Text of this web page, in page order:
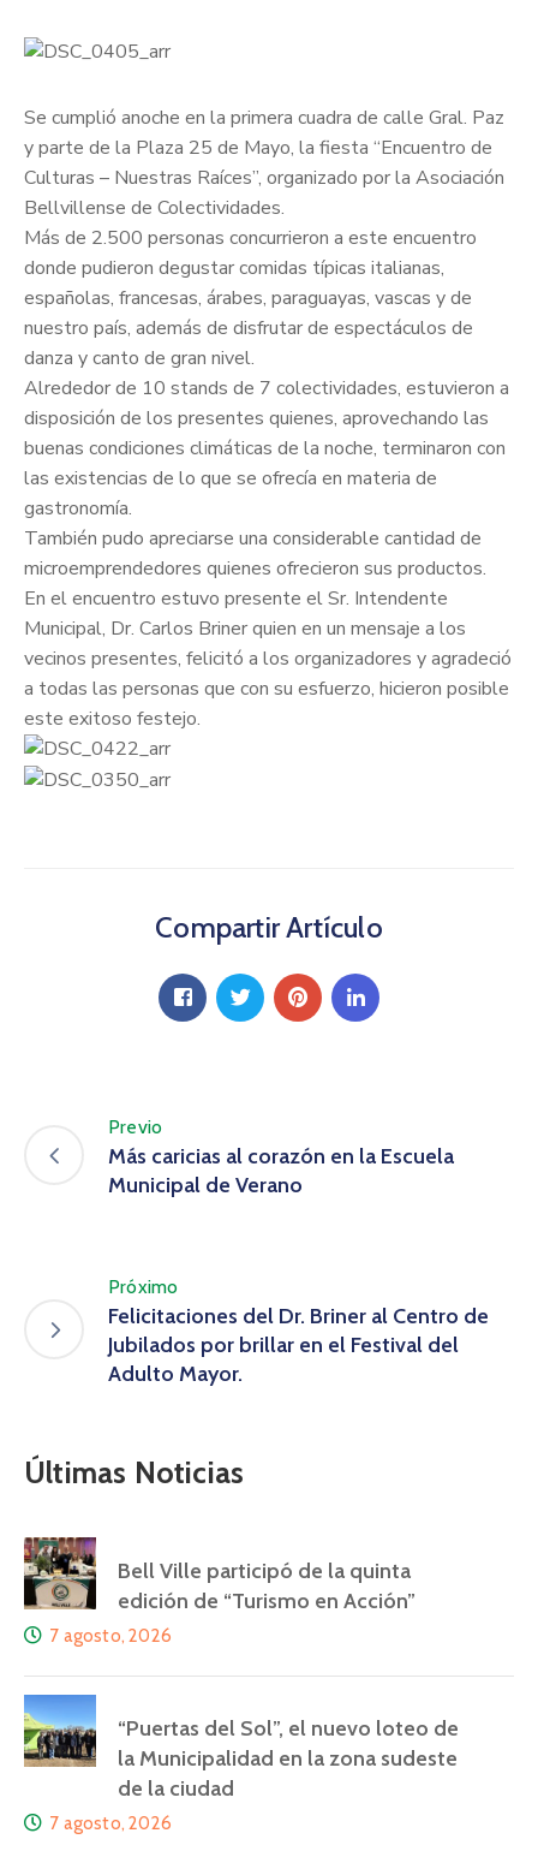
Se cumplió anoche en la primera cuadra de calle Gral. Paz
y parte de la Plaza 25 de Mayo, la fiesta “Encuentro de
Culturas – Nuestras Raíces”, organizado por la Asociación
Bellvillense de Colectividades.
Más de 2.500 personas concurrieron a este encuentro
donde pudieron degustar comidas típicas italianas,
españolas, francesas, árabes, paraguayas, vascas y de
nuestro país, además de disfrutar de espectáculos de
danza y canto de gran nivel.
Alrededor de 10 stands de 7 colectividades, estuvieron a
disposición de los presentes quienes, aprovechando las
buenas condiciones climáticas de la noche, terminaron con
las existencias de lo que se ofrecía en materia de
gastronomía.
También pudo apreciarse una considerable cantidad de
microemprendedores quienes ofrecieron sus productos.
En el encuentro estuvo presente el Sr. Intendente
Municipal, Dr. Carlos Briner quien en un mensaje a los
vecinos presentes, felicitó a los organizadores y agradeció
a todas las personas que con su esfuerzo, hicieron posible
este exitoso festejo.
Compartir Artículo
Previo
Más caricias al corazón en la Escuela
Municipal de Verano
Próximo
Felicitaciones del Dr. Briner al Centro de
Jubilados por brillar en el Festival del
Adulto Mayor.
Últimas Noticias
Bell Ville participó de la quinta
edición de “Turismo en Acción”
7 agosto, 2026
“Puertas del Sol”, el nuevo loteo de
la Municipalidad en la zona sudeste
de la ciudad
7 agosto, 2026